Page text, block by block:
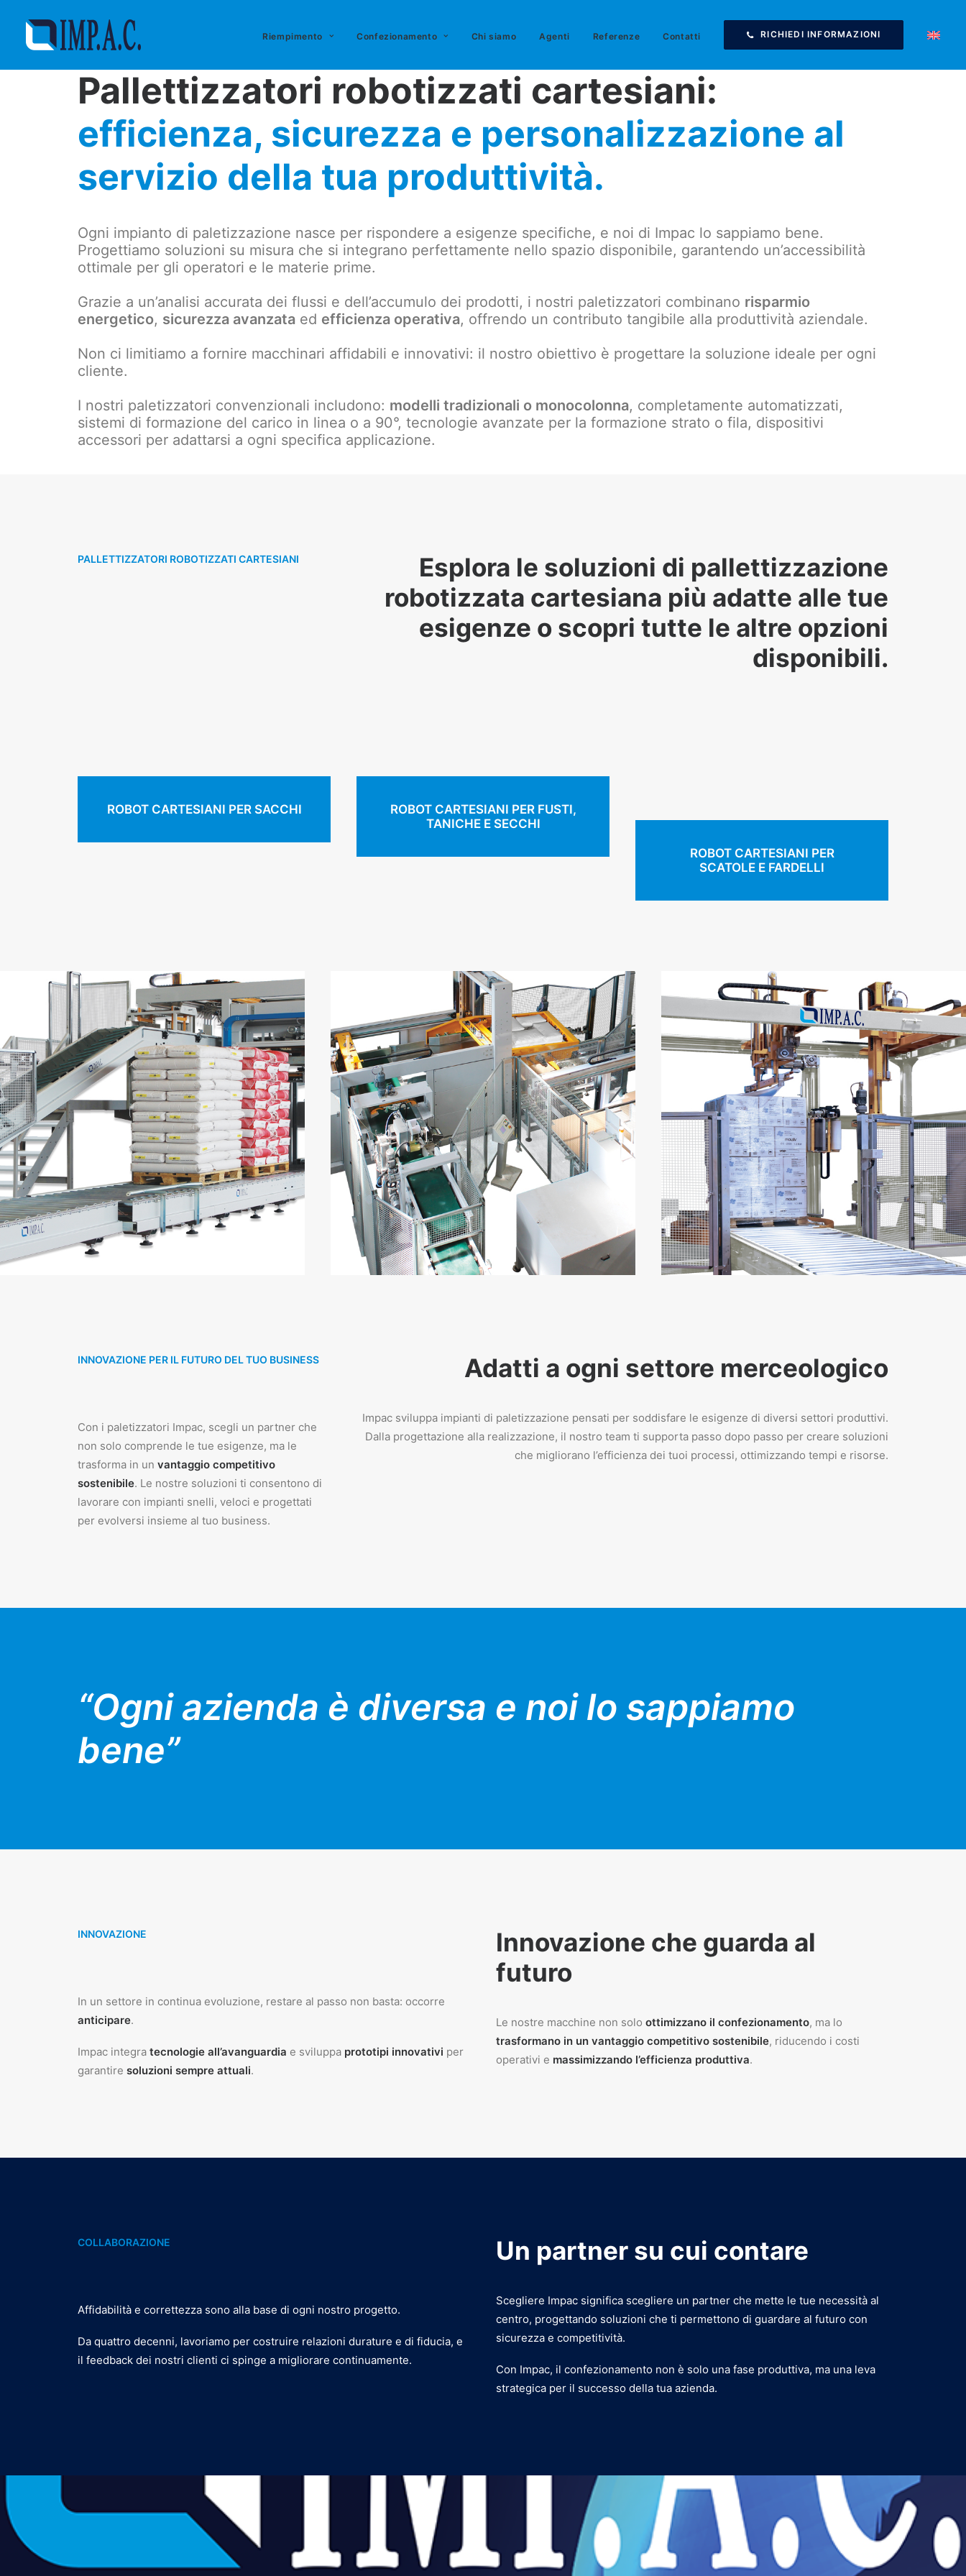
Riempimento Confezionamento Chi siamo Agenti Referenze Contatti RICHIEDI INFORMAZIONI
Pallettizzatori robotizzati cartesiani:
efficienza, sicurezza e personalizzazione al
servizio della tua produttività.
Ogni impianto di paletizzazione nasce per rispondere a esigenze specifiche, e noi di Impac lo sappiamo bene.
Progettiamo soluzioni su misura che si integrano perfettamente nello spazio disponibile, garantendo un’accessibilità
ottimale per gli operatori e le materie prime.
Grazie a un’analisi accurata dei flussi e dell’accumulo dei prodotti, i nostri paletizzatori combinano risparmio
energetico, sicurezza avanzata ed efficienza operativa, offrendo un contributo tangibile alla produttività aziendale.
Non ci limitiamo a fornire macchinari affidabili e innovativi: il nostro obiettivo è progettare la soluzione ideale per ogni
cliente.
I nostri paletizzatori convenzionali includono: modelli tradizionali o monocolonna, completamente automatizzati,
sistemi di formazione del carico in linea o a 90°, tecnologie avanzate per la formazione strato o fila, dispositivi
accessori per adattarsi a ogni specifica applicazione.
PALLETTIZZATORI ROBOTIZZATI CARTESIANI
Esplora le soluzioni di pallettizzazione
robotizzata cartesiana più adatte alle tue
esigenze o scopri tutte le altre opzioni
disponibili.
ROBOT CARTESIANI PER SACCHI
ROBOT CARTESIANI PER FUSTI,
TANICHE E SECCHI
ROBOT CARTESIANI PER
SCATOLE E FARDELLI
INNOVAZIONE PER IL FUTURO DEL TUO BUSINESS
Con i paletizzatori Impac, scegli un partner che
non solo comprende le tue esigenze, ma le
trasforma in un vantaggio competitivo
sostenibile. Le nostre soluzioni ti consentono di
lavorare con impianti snelli, veloci e progettati
per evolversi insieme al tuo business.
Adatti a ogni settore merceologico
Impac sviluppa impianti di paletizzazione pensati per soddisfare le esigenze di diversi settori produttivi.
Dalla progettazione alla realizzazione, il nostro team ti supporta passo dopo passo per creare soluzioni
che migliorano l’efficienza dei tuoi processi, ottimizzando tempi e risorse.
“Ogni azienda è diversa e noi lo sappiamo
bene”
INNOVAZIONE
In un settore in continua evoluzione, restare al passo non basta: occorre
anticipare.
Impac integra tecnologie all’avanguardia e sviluppa prototipi innovativi per
garantire soluzioni sempre attuali.
Innovazione che guarda al
futuro
Le nostre macchine non solo ottimizzano il confezionamento, ma lo
trasformano in un vantaggio competitivo sostenibile, riducendo i costi
operativi e massimizzando l’efficienza produttiva.
COLLABORAZIONE
Affidabilità e correttezza sono alla base di ogni nostro progetto.
Da quattro decenni, lavoriamo per costruire relazioni durature e di fiducia, e
il feedback dei nostri clienti ci spinge a migliorare continuamente.
Un partner su cui contare
Scegliere Impac significa scegliere un partner che mette le tue necessità al
centro, progettando soluzioni che ti permettono di guardare al futuro con
sicurezza e competitività.
Con Impac, il confezionamento non è solo una fase produttiva, ma una leva
strategica per il successo della tua azienda.